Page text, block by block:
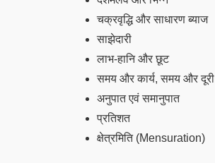
चक्रवृद्धि और साधारण ब्याज
साझेदारी
लाभ-हानि और छूट
समय और कार्य, समय और दूरी
अनुपात एवं समानुपात
प्रतिशत
क्षेत्रमिति (Mensuration)